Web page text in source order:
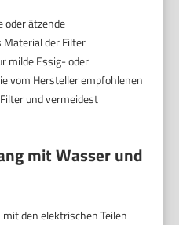
oder ätzende
Material der Filter
milde Essig- oder
vom Hersteller empfohlenen
und vermeidest
mit Wasser und
den elektrischen Teilen